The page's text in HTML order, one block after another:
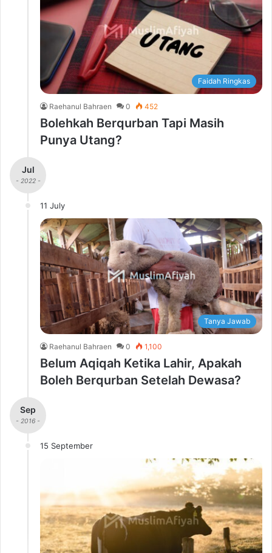
Faidah Ringkas
Raehanul Bahraen 0 452
Bolehkah Berqurban Tapi Masih
Punya Utang?
Jul
- 2022 -
11 July
Tanya Jawab
Raehanul Bahraen 0 1,100
Belum Aqiqah Ketika Lahir, Apakah
Boleh Berqurban Setelah Dewasa?
Sep
- 2016 -
15 September